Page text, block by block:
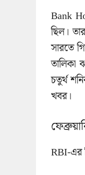
Bank
ছিল।
সারতে
তালিকা
চতুর্থ
খবর।
RBI-এর